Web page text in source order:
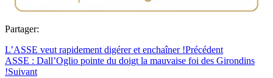
Partager:
L’ASSE veut rapidement digérer et enchaîner !Précédent
ASSE : Dall’Oglio pointe du doigt la mauvaise foi des Girondins
!Suivant